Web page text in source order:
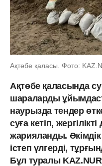
Ақтөбе қаласы. Фото:
Ақтөбе қаласында
шараларды
наурызда тендер
суға кетіп,
жарияланды.
істеп үлгерді,
Бұл туралы